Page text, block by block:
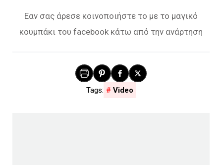
Εαν σας άρεσε κοινοποιήστε το με το μαγικό
κουμπάκι του facebook κάτω από την ανάρτηση
Video